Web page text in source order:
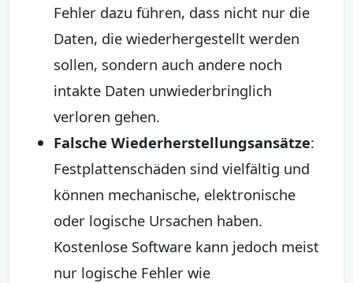
Fehler dazu führen, dass nicht nur die
Daten, die wiederhergestellt werden
sollen, sondern auch andere noch
intakte Daten unwiederbringlich
verloren gehen.
Falsche Wiederherstellungsansätze:
Festplattenschäden sind vielfältig und
können mechanische, elektronische
oder logische Ursachen haben.
Kostenlose Software kann jedoch meist
nur logische Fehler wie